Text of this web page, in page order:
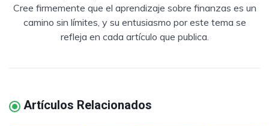
Cree firmemente que el aprendizaje sobre finanzas es un
camino sin límites, y su entusiasmo por este tema se
refleja en cada artículo que publica.
Artículos Relacionados